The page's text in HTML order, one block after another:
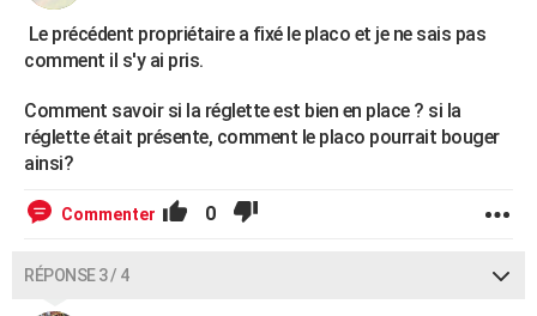
Le précédent propriétaire a fixé le placo et je ne sais pas
comment il s'y ai pris.
Comment savoir si la réglette est bien en place ? si la
réglette était présente, comment le placo pourrait bouger
ainsi?
Commenter 0
RÉPONSE 3 / 4